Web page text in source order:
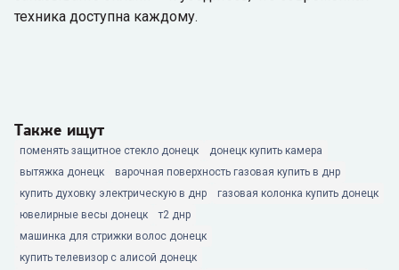
техника доступна каждому.
Также ищут
поменять защитное стекло донецк
донецк купить камера
вытяжка донецк
варочная поверхность газовая купить в днр
купить духовку электрическую в днр
газовая колонка купить донецк
ювелирные весы донецк
т2 днр
машинка для стрижки волос донецк
купить телевизор с алисой донецк